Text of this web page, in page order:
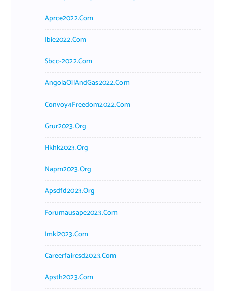
Aprce2022.com
Ibie2022.com
Sbcc-2022.com
AngolaOilAndGas2022.com
Convoy4Freedom2022.com
Grur2023.org
Hkhk2023.org
Napm2023.org
Apsdfd2023.org
Forumausape2023.com
Imkl2023.com
Careerfaircsd2023.com
Apsth2023.com